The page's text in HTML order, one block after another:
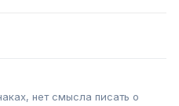
нет смысла писать о